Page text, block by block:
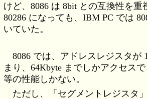
けど、8086 は 8bit との互換性を重
80286 になっても、IBM PC では
いていた。
8086 では、アドレスレジスタが
まり、64Kbyte までしかアクセス
等の性能しかない。
ただし、「セグメントレジスタ